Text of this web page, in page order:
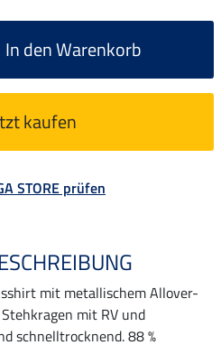
In den Warenkorb
kaufen
STORE prüfen
mit metallischem Allover-
mit RV und
schnelltrocknend. 88 %